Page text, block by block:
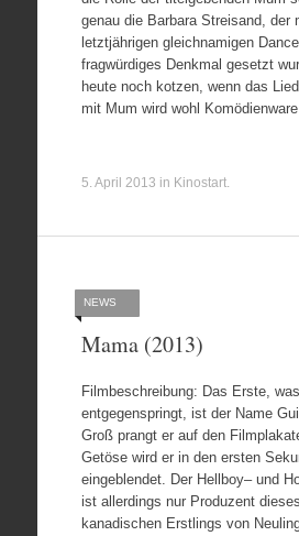
genau die Barbara Streisand, der
letztjährigen gleichnamigen
fragwürdiges Denkmal gesetzt
heute noch kotzen, wenn das
mit Mum wird wohl
5. April 2013 in Kinostart.
NEWS
Mama (2013)
Filmbeschreibung: Das Erste,
entgegenspringt, ist der Name
Groß prangt er auf den
Getöse wird er in den ersten
eingeblendet. Der Hellboy– und
ist allerdings nur Produzent
kanadischen Erstlings von